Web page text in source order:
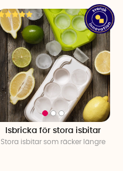
Isbricka för stora isbitar
Stora isbitar som räcker längre